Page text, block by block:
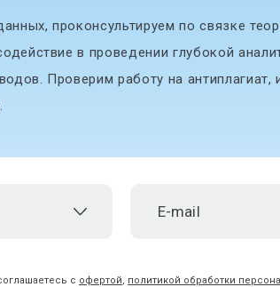
проконсультируем по связке
в проведении глубокой
Проверим работу на антиплагиат,
с офертой, политикой обработки